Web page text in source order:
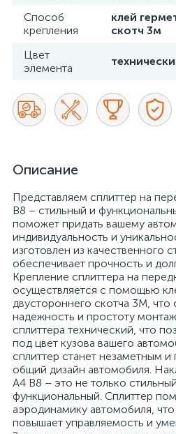
Способ
крепления
клей
скотч 3м
Цвет
элемента
Описание
Представляем сплиттер на
B8 – стильный и
поможет придать вашему
индивидуальность и
изготовлен из качественного
обеспечивает прочность и
Крепление сплиттера на
осуществляется с помощью
двустороннего скотча 3М, что
надежность и простоту
сплиттера технический, что
под цвет кузова вашего
сплиттер станет незаметным
общий дизайн автомобиля.
A4 B8 – это не только
функциональный. Сплиттер
аэродинамику автомобиля,
повышает управляемость и